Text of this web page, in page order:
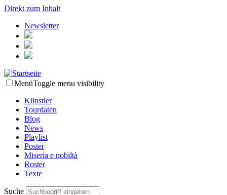
Direkt zum Inhalt
Newsletter
MenüToggle menu visibility
Künstler
Tourdaten
Blog
News
Playlist
Poster
Miseria e nobiltà
Roster
Texte
Suche